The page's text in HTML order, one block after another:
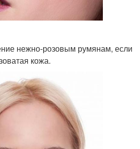
нежно-розовым румянам, если
кожа.